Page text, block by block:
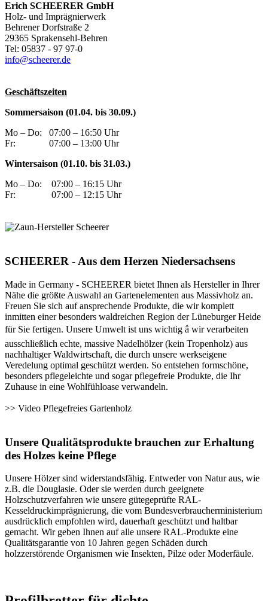
Erich SCHEERER GmbH
Holz- und Imprägnierwerk
Behrener Dorfstraße 2
29365 Sprakensehl-Behren
Tel: 05837 - 97 97-0
info@scheerer.de
Geschäftszeiten
Sommersaison (01.04. bis 30.09.)
Mo – Do:
07:00 – 16:50 Uhr
Fr:
07:00 – 13:00 Uhr
Wintersaison (01.10. bis 31.03.)
Mo – Do:
07:00 – 16:15 Uhr
Fr:
07:00 – 12:15 Uhr
SCHEERER - Aus dem Herzen Niedersachsens
Made in Germany - SCHEERER bietet Ihnen als Hersteller in Ihrer
Nähe die größte Auswahl an Gartenelementen aus Massivholz an.
Freuen Sie sich auf ansprechende Produkte, die wir komplett
inmitten einer besonders waldreichen Region der Lüneburger Heide
für Sie fertigen. Unsere Umwelt ist uns wichtig â wir verarbeiten
ausschließlich echte, massive Nadelhölzer (kein Tropenholz) aus
nachhaltiger Waldwirtschaft, die durch unsere werkseigene
Veredelung optimal geschützt werden. So entstehen formschöne,
besonders pflegeleichte und sogar pflegefreie Produkte, die Ihr
Zuhause in eine Wohlfühloase verwandeln.
>> Video Pflegefreies Gartenholz
Unsere Qualitätsprodukte brauchen zur Erhaltung
des Holzes keine Pflege
Unsere Hölzer sind widerstandsfähig. Entweder von Natur aus, wie
z.B. die Douglasie. Oder sie werden durch geeignete
Holzschutzverfahren wie unsere gütegeprüfte RAL-
Kesseldruckimprägnierung, die vom Bundesverbraucherministerium
ausdrücklich empfohlen wird, dauerhaft geschützt und haltbar
gemacht. Wir geben Ihnen auf alle unsere RAL-Produkte eine
Qualitätsgarantie von 10 Jahren gegen Schäden durch
holzzerstörende Organismen wie Insekten, Pilze oder Moderfäule.